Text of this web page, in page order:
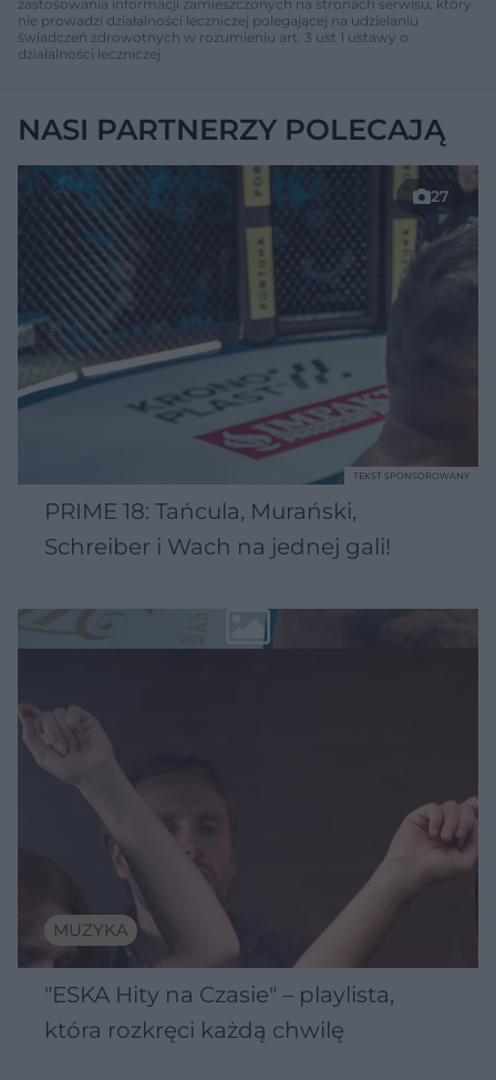
zastosowania informacji zamieszczonych na stronach serwisu, który
nie prowadzi działalności leczniczej polegającej na udzielaniu
świadczeń zdrowotnych w rozumieniu art. 3 ust 1 ustawy o
działalności leczniczej.
NASI PARTNERZY POLECAJĄ
27
PRIME 18: Tańcula, Murański,
Schreiber i Wach na jednej gali!
TEKST SPONSOROWANY
MUZYKA
"ESKA Hity na Czasie" – playlista,
która rozkręci każdą chwilę